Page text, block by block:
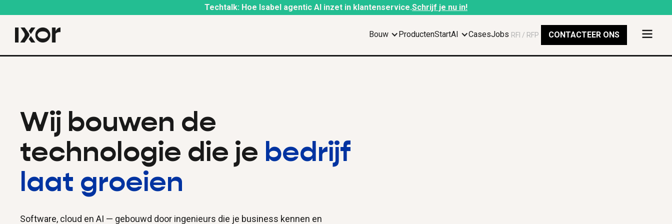
Techtalk: Hoe Isabel agentic AI inzet in klantenservice.Schrijf je nu in!
Bouw ProductenStartAI CasesJobs RFI / RFP CONTACTEER ONS
Wij bouwen de
technologie die je bedrijf
laat groeien
Software, cloud en AI — gebouwd door ingenieurs die je business kennen en